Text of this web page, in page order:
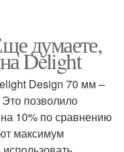
думаете,
Delight
Design 70 мм –
позволило
на 10% по сравнению
максимум